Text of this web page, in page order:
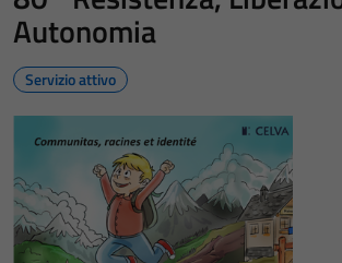
Autonomia
Servizio attivo